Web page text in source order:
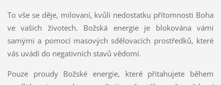
To vše se děje, milovaní, kvůli nedostatku přítomnosti Boha
ve vašich životech. Božská energie je blokována vámi
samými a pomocí masových sdělovacích prostředků, které
vás uvádí do negativních stavů vědomí.
Pouze proudy Božské energie, které přitahujete během